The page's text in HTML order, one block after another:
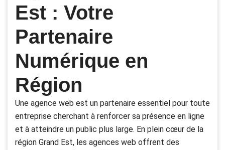
Est : Votre
Partenaire
Numérique en
Région
Une agence web est un partenaire essentiel pour toute
entreprise cherchant à renforcer sa présence en ligne
et à atteindre un public plus large. En plein cœur de la
région Grand Est, les agences web offrent des